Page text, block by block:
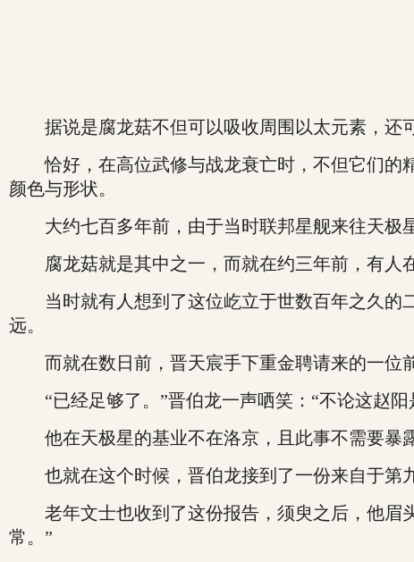
据说是腐龙菇不但可以吸收周围以太元素，还可
恰好，在高位武修与战龙衰亡时，不但它们的
颜色与形状。
大约七百多年前，由于当时联邦星舰来往天极星
腐龙菇就是其中之一，而就在约三年前，有人在
当时就有人想到了这位屹立于世数百年之久的二
远。
而就在数日前，晋天宸手下重金聘请来的一位前
“已经足够了。”晋伯龙一声哂笑：“不论这赵阳
他在天极星的基业不在洛京，且此事不需要暴
也就在这个时候，晋伯龙接到了一份来自于第九
老年文士也收到了这份报告，须臾之后，他眉
常。”